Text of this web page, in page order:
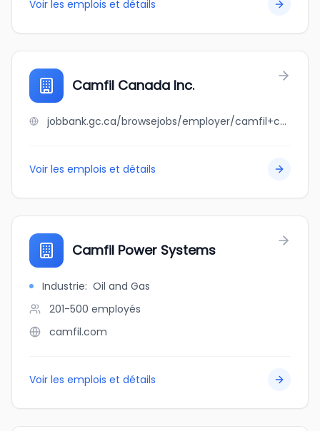
Voir les emplois et détails
Camfil Canada Inc.
jobbank.gc.ca/browsejobs/employer/camfil+canada+inc./ca
Voir les emplois et détails
Camfil Power Systems
Industrie: Oil and Gas
201-500 employés
camfil.com
Voir les emplois et détails